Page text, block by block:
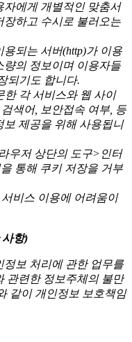
에게 개별적인 맞춤서
장하고 수시로 불러오는
되는 서버(http)가 이용
의 정보이며 이용자들
되기도 합니다.
한 각 서비스와 웹 사이
색어, 보안접속 여부, 등
보 제공을 위해 사용됩니
우저 상단의 도구>인터
통해 쿠키 저장을 거부
비스 이용에 어려움이
항)
보 처리에 관한 업무를
관련한 정보주체의 불만
같이 개인정보 보호책임